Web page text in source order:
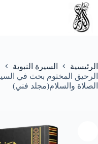
التجاوز
المحتوى
الرئيسية
السيرة النبوية
الرحيق المختوم بحث في
الصلاة والسلام(مجلد فني)